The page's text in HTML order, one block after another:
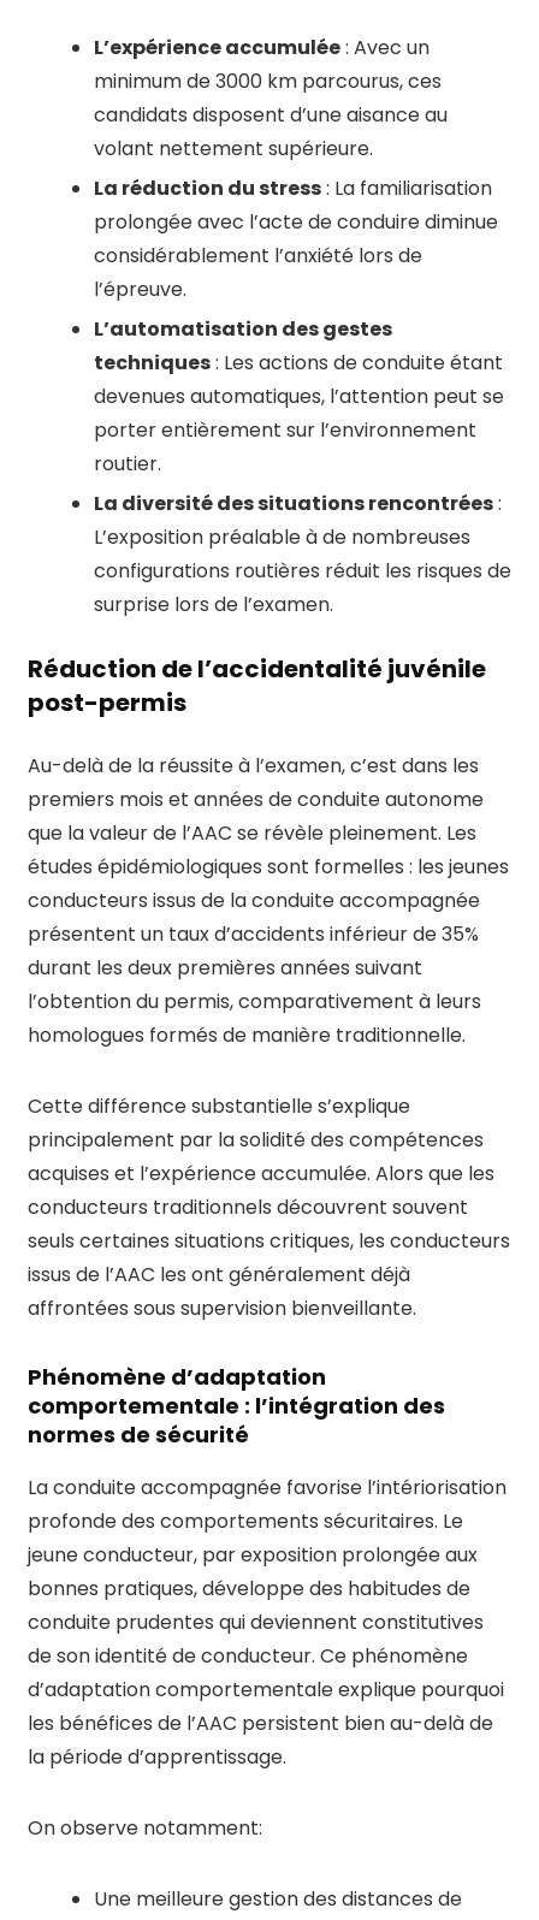
L’expérience accumulée: Avec un
minimum de 3000 km parcourus, ces
candidats disposent d’une aisance au
volant nettement supérieure.
La réduction du stress: La familiarisation
prolongée avec l’acte de conduire diminue
considérablement l’anxiété lors de
l’épreuve.
L’automatisation des gestes
techniques: Les actions de conduite étant
devenues automatiques, l’attention peut se
porter entièrement sur l’environnement
routier.
La diversité des situations rencontrées:
L’exposition préalable à de nombreuses
configurations routières réduit les risques de
surprise lors de l’examen.
Réduction de l’accidentalité juvénile
post-permis
Au-delà de la réussite à l’examen, c’est dans les
premiers mois et années de conduite autonome
que la valeur de l’AAC se révèle pleinement. Les
études épidémiologiques sont formelles : les jeunes
conducteurs issus de la conduite accompagnée
présentent un taux d’accidents inférieur de 35%
durant les deux premières années suivant
l’obtention du permis, comparativement à leurs
homologues formés de manière traditionnelle.
Cette différence substantielle s’explique
principalement par la solidité des compétences
acquises et l’expérience accumulée. Alors que les
conducteurs traditionnels découvrent souvent
seuls certaines situations critiques, les conducteurs
issus de l’AAC les ont généralement déjà
affrontées sous supervision bienveillante.
Phénomène d’adaptation
comportementale : l’intégration des
normes de sécurité
La conduite accompagnée favorise l’intériorisation
profonde des comportements sécuritaires. Le
jeune conducteur, par exposition prolongée aux
bonnes pratiques, développe des habitudes de
conduite prudentes qui deviennent constitutives
de son identité de conducteur. Ce phénomène
d’adaptation comportementale explique pourquoi
les bénéfices de l’AAC persistent bien au-delà de
la période d’apprentissage.
On observe notamment:
Une meilleure gestion des distances de